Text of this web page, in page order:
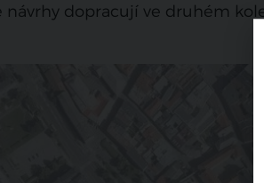
návrhy dopracují ve druhém